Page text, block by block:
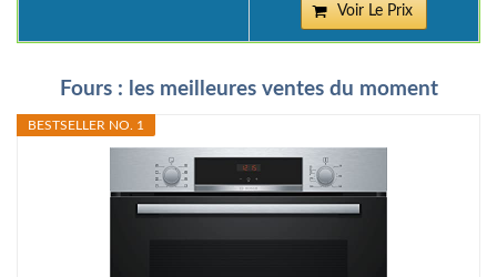
Voir Le Prix
Fours : les meilleures ventes du moment
BESTSELLER NO. 1